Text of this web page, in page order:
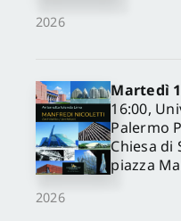
2026
2026
Martedì
16:00,
Palermo
Chiesa di
piazza